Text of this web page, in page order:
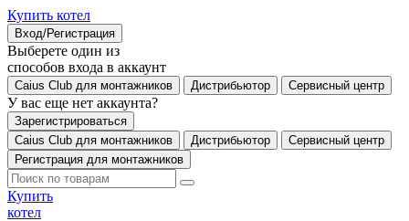
Купить котел
Вход/Регистрация
Выберете один из
способов входа в аккаунт
Caius Club для монтажников Дистрибьютор Сервисный центр
У вас еще нет аккаунта?
Зарегистрироваться
Caius Club для монтажников
Дистрибьютор
Сервисный центр
Регистрация для монтажников
Купить
котел